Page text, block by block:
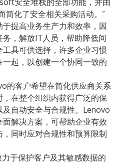
安全堆栈的全部功能，并由
简化了安全相关采购活动。”
提高业务生产力和效率，因
，解放IT人员，帮助降低间
具可供选择，许多企业习惯
起，以创建一个协同一致的
的客户希望在简化供应商关系
在整个组织内获得广泛的保
自动安全与合规性。Lenovo
解决方案，可帮助企业有效
同时应对合规性和预算限制
于保护客户及其敏感数据的